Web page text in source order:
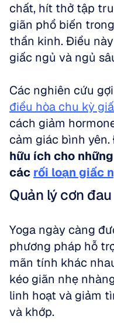
chất, hít thở tập
giãn phổ biến
thần kinh. Điều
giấc ngủ và ngủ
điều hòa chu kỳ
cách giảm
cảm giác bình yên.
hữu ích cho
các rối loạn giấc
Quản lý cơn đau
Yoga ngày càng
phương pháp hỗ
mãn tính khác
kéo giãn nhẹ
linh hoạt và giảm
và khớp.